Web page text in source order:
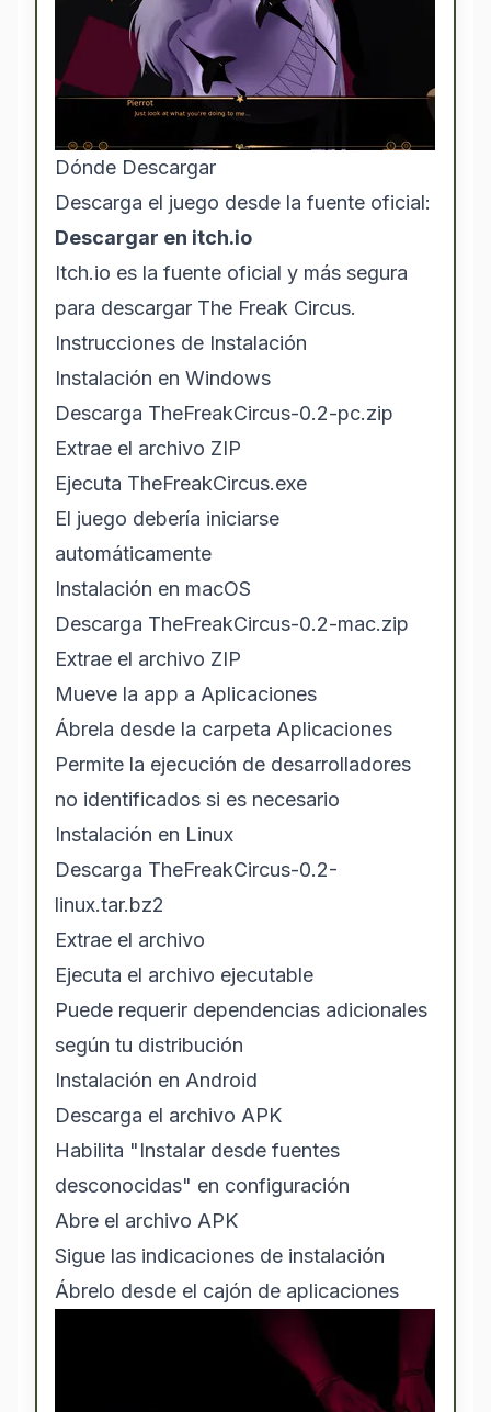
Dónde Descargar
Descarga el juego desde la fuente oficial:
Descargar en itch.io
Itch.io es la fuente oficial y más segura
para descargar The Freak Circus.
Instrucciones de Instalación
Instalación en Windows
Descarga TheFreakCircus-0.2-pc.zip
Extrae el archivo ZIP
Ejecuta TheFreakCircus.exe
El juego debería iniciarse
automáticamente
Instalación en macOS
Descarga TheFreakCircus-0.2-mac.zip
Extrae el archivo ZIP
Mueve la app a Aplicaciones
Ábrela desde la carpeta Aplicaciones
Permite la ejecución de desarrolladores
no identificados si es necesario
Instalación en Linux
Descarga TheFreakCircus-0.2-
linux.tar.bz2
Extrae el archivo
Ejecuta el archivo ejecutable
Puede requerir dependencias adicionales
según tu distribución
Instalación en Android
Descarga el archivo APK
Habilita "Instalar desde fuentes
desconocidas" en configuración
Abre el archivo APK
Sigue las indicaciones de instalación
Ábrelo desde el cajón de aplicaciones